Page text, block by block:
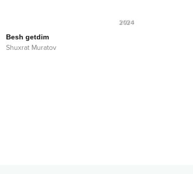
2024
Besh getdim
Shuxrat Muratov